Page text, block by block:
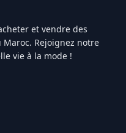
et vendre des
Rejoignez notre
vie à la mode !